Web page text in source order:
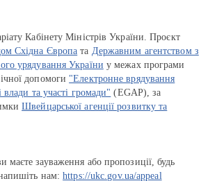
Кабінету Міністрів України. Проєкт
Східна Європа та Державним агентством з
урядування України у межах програми
допомоги "Електронне врядування
влади та участі громади" (EGAP), за
Швейцарської агенції розвитку та
маєте зауваження або пропозиції, будь
нам:https://ukc.gov.ua/appeal